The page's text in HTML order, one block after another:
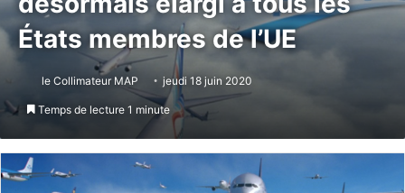
États membres de l’UE
le Collimateur MAP jeudi 18 juin 2020
Temps de lecture 1 minute